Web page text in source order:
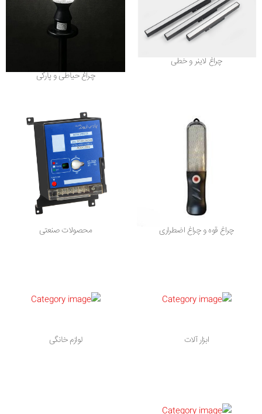
چراغ لاینر و خطی
چراغ حیاطی و پارکی
چراغ قوه و چراغ اضطراری محصولات صنعتی
ابزار آلات لوازم خانگی